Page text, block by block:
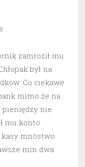
zamroził mu
był na
Co ciekawe
mimo że na
pieniędzy nie
mu konto.
kasy mnóstwo
min dwa